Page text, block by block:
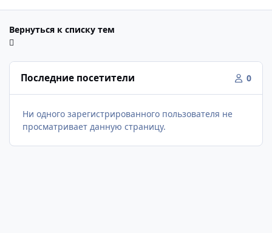
Вернуться к списку тем
Последние посетители 0
Ни одного зарегистрированного пользователя не
просматривает данную страницу.